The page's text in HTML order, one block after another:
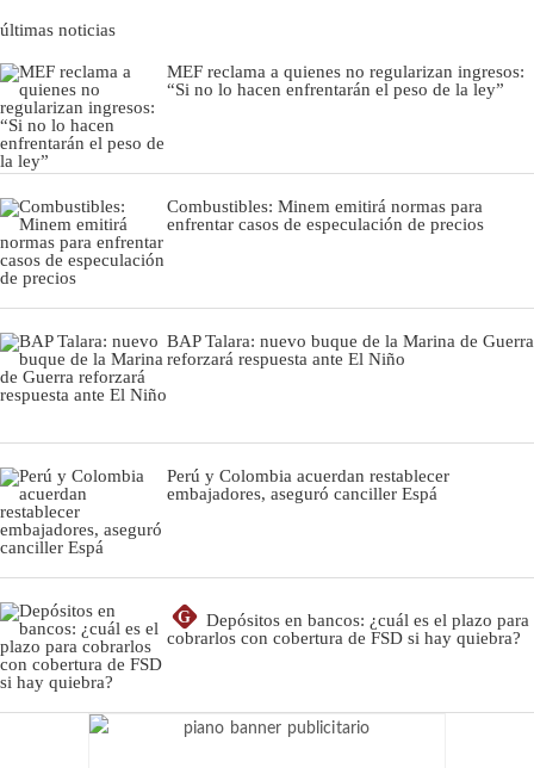
últimas noticias
MEF reclama a quienes no regularizan ingresos:
“Si no lo hacen enfrentarán el peso de la ley”
Combustibles: Minem emitirá normas para
enfrentar casos de especulación de precios
BAP Talara: nuevo buque de la Marina de Guerra
reforzará respuesta ante El Niño
Perú y Colombia acuerdan restablecer
embajadores, aseguró canciller Espá
G
Depósitos en bancos: ¿cuál es el plazo para
cobrarlos con cobertura de FSD si hay quiebra?